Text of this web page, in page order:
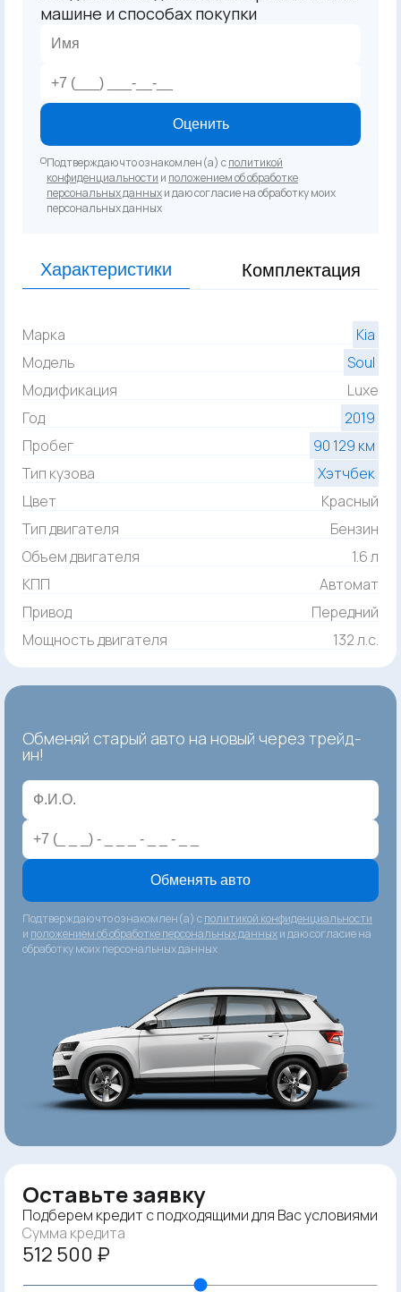
машине и способах покупки
Оценить
Подтверждаю что ознакомлен(а) сполитикой
конфиденциальности и положением об обработке
персональных данныхи даю согласие на обработку моих
персональных данных
Характеристики Комплектация
Марка
Kia
Модель
Soul
Модификация
Luxe
Год
2019
Пробег
90 129 км
Тип кузова
Хэтчбек
Цвет
Красный
Тип двигателя
Бензин
Объем двигателя
1.6 л
КПП
Автомат
Привод
Передний
Мощность двигателя
132 л.с.
Обменяй старый авто на новый через трейд-
ин!
Обменять авто
Подтверждаю что ознакомлен(а) сполитикой конфиденциальности
и положением об обработке персональных данныхи даю согласие на
обработку моих персональных данных
Оставьте заявку
Подберем кредит с подходящими для Вас условиями
Сумма кредита
512 500 ₽